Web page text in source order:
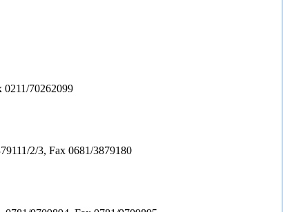
0211/70262099
2/3, Fax 0681/3879180